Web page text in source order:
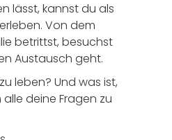
lässt, kannst du als
Von dem
betrittst, besuchst
Austausch geht.
leben? Und was ist,
deine Fragen zu